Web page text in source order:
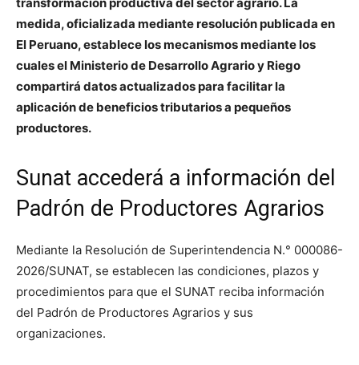
transformación productiva del sector agrario. La
medida, oficializada mediante resolución publicada en
El Peruano, establece los mecanismos mediante los
cuales el Ministerio de Desarrollo Agrario y Riego
compartirá datos actualizados para facilitar la
aplicación de beneficios tributarios a pequeños
productores.
Sunat accederá a información del
Padrón de Productores Agrarios
Mediante la Resolución de Superintendencia N.° 000086-
2026/SUNAT, se establecen las condiciones, plazos y
procedimientos para que el SUNAT reciba información
del Padrón de Productores Agrarios y sus
organizaciones.